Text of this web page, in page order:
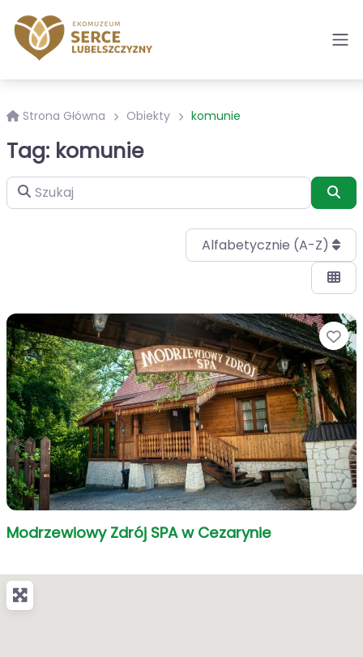
Strona Główna Obiekty komunie
Tag: komunie
Szukaj
Alfabetycznie (A-Z)
Modrzewiowy Zdrój SPA w Cezarynie